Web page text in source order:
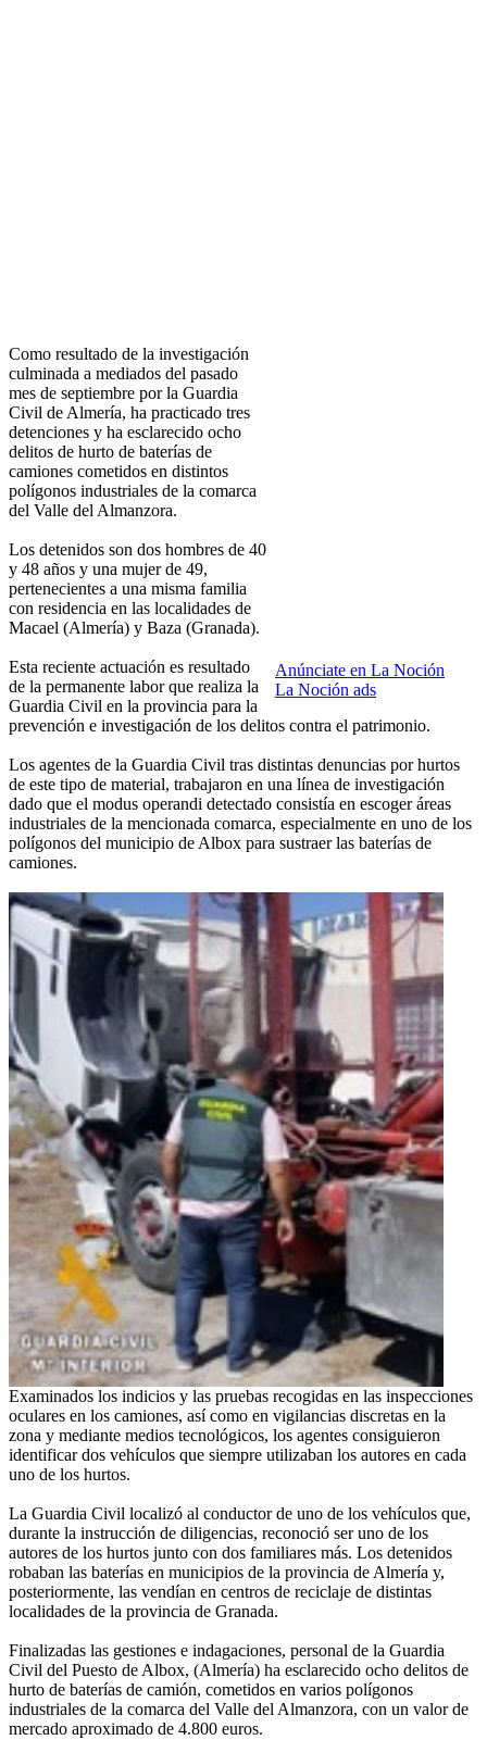
Anúnciate en La Noción
La Noción ads
Como resultado de la investigación
culminada a mediados del pasado
mes de septiembre por la Guardia
Civil de Almería, ha practicado tres
detenciones y ha esclarecido ocho
delitos de hurto de baterías de
camiones cometidos en distintos
polígonos industriales de la comarca
del Valle del Almanzora.
Los detenidos son dos hombres de 40
y 48 años y una mujer de 49,
pertenecientes a una misma familia
con residencia en las localidades de
Macael (Almería) y Baza (Granada).
Esta reciente actuación es resultado
de la permanente labor que realiza la
Guardia Civil en la provincia para la
prevención e investigación de los delitos contra el patrimonio.
Los agentes de la Guardia Civil tras distintas denuncias por hurtos
de este tipo de material, trabajaron en una línea de investigación
dado que el modus operandi detectado consistía en escoger áreas
industriales de la mencionada comarca, especialmente en uno de los
polígonos del municipio de Albox para sustraer las baterías de
camiones.
Examinados los indicios y las pruebas recogidas en las inspecciones
oculares en los camiones, así como en vigilancias discretas en la
zona y mediante medios tecnológicos, los agentes consiguieron
identificar dos vehículos que siempre utilizaban los autores en cada
uno de los hurtos.
La Guardia Civil localizó al conductor de uno de los vehículos que,
durante la instrucción de diligencias, reconoció ser uno de los
autores de los hurtos junto con dos familiares más. Los detenidos
robaban las baterías en municipios de la provincia de Almería y,
posteriormente, las vendían en centros de reciclaje de distintas
localidades de la provincia de Granada.
Finalizadas las gestiones e indagaciones, personal de la Guardia
Civil del Puesto de Albox, (Almería) ha esclarecido ocho delitos de
hurto de baterías de camión, cometidos en varios polígonos
industriales de la comarca del Valle del Almanzora, con un valor de
mercado aproximado de 4.800 euros.